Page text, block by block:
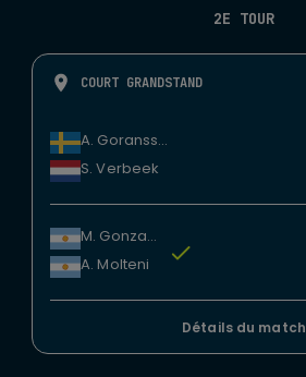
2E TOUR
COURT GRANDSTAND
A. Goransson
S. Verbeek
M. Gonzalez
A. Molteni
Détails du match